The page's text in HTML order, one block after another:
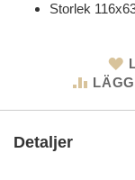
Storlek
Detaljer